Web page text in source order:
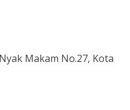
Makam No.27, Kota